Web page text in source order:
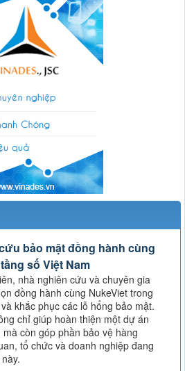
bảo mật đồng hành cùng
số Việt Nam
nhà nghiên cứu và chuyên gia
đồng hành cùng NukeViet trong
khắc phục các lỗ hổng bảo mật.
chỉ giúp hoàn thiện một dự án
còn góp phần bảo vệ hàng
tổ chức và doanh nghiệp đang